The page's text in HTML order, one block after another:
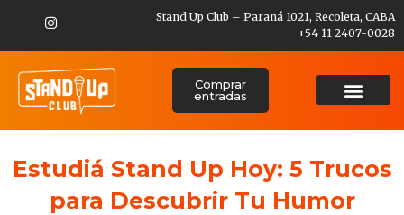
Stand Up Club – Paraná 1021, Recoleta, CABA
+54 11 2407-0028
Comprar
entradas
Estudiá Stand Up Hoy: 5 Trucos
para Descubrir Tu Humor